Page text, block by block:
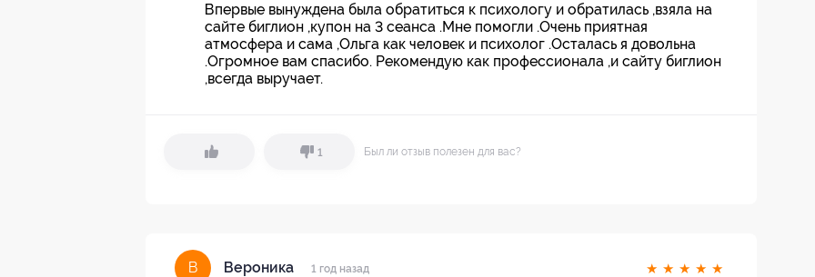
Впервые вынуждена была обратиться к психологу и обратилась ,взяла на
сайте биглион ,купон на 3 сеанса .Мне помогли .Очень приятная
атмосфера и сама ,Ольга как человек и психолог .Осталась я довольна
.Огромное вам спасибо. Рекомендую как профессионала ,и сайту биглион
,всегда выручает.
1 Был ли отзыв полезен для вас?
В Вероника 1 год назад ★ ★ ★ ★ ★